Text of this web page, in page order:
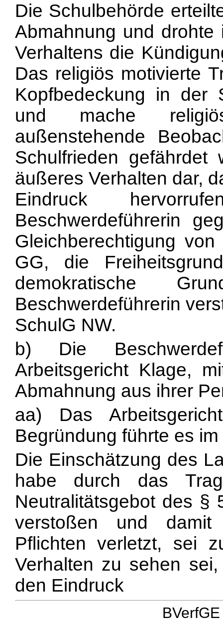
Die Schulbehörde
Abmahnung und
Verhaltens die
Das religiös motivierte
Kopfbedeckung in der
und mache
außenstehende
Schulfrieden
äußeres Verhalten dar,
Eindruck
Beschwerdeführerin
Gleichberechtigung
GG, die
demokratische
Beschwerdeführerin
SchulG NW.
b) Die
Arbeitsgericht Klage,
Abmahnung aus ihrer
aa) Das
Begründung führte es
Die Einschätzung des
habe durch das
Neutralitätsgebot des
verstoßen und damit
Pflichten verletzt, sei
Verhalten zu sehen
den Eindruck